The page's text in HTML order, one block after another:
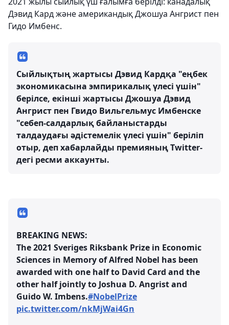
Дэвид Кард және американдық Джошуа Ангрист пен
Гидо Имбенс.
Сыйлықтың жартысы Дэвид Кардқа "еңбек
экономикасына эмпирикалық үлесі үшін"
берілсе, екінші жартысы Джошуа Дэвид
Ангрист пен Гвидо Вильгельмус Имбенске
"себеп-салдарлық байланыстарды
талдаудағы әдістемелік үлесі үшін" беріліп
отыр, деп хабарлайды премияның Twitter-
дегі ресми аккаунты.
BREAKING NEWS:
The 2021 Sveriges Riksbank Prize in Economic
Sciences in Memory of Alfred Nobel has been
awarded with one half to David Card and the
other half jointly to Joshua D. Angrist and
Guido W. Imbens.#NobelPrize
pic.twitter.com/nkMjWai4Gn